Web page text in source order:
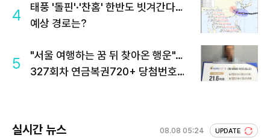
4
태풍 '돌핀'·'찬홈' 한반도 빗겨간다…
예상 경로는?
5
"서울 여행하는 꿈 뒤 찾아온 행운"…
327회차 연금복권720+ 당첨번호조
실시간 뉴스 08.08 05:24 UPDATE